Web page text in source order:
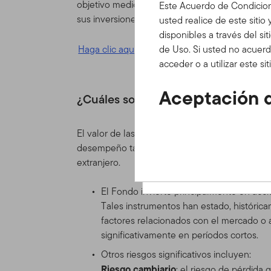
objetivo medioambientalmente sostenible y
sus inversiones sostenibles no causen un
Haga clic aquí para obtener más información
¿Cuáles son los riesgos clave?
El valor de las acciones en el Fondo y el
desempeño también puede verse afectado
extranjero.
El Fondo invierte principalmente en
Tales instrumentos han estado,
factores relacionados con el mercado
significativamente en períodos cortos.
Otros riesgos significativos incluyen:
Este Acuerdo de
usted realice de este sitio
disponibles a través del
de Uso. Si usted no
acceder o a utilizar este
Aceptación
Este Acuerdo de
bajo las cuales usted
colectiva como el "Sitio"
recorrer y/o utilizar el
Condiciones de Uso.
Estas Condiciones de
acuerdo de cliente o de